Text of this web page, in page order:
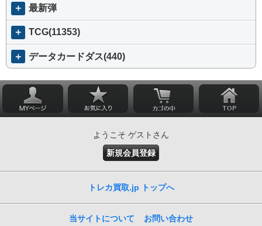
＋ 最新弾
＋ TCG(11353)
＋ データカードダス(440)
ようこそ ゲストさん
新規会員登録
トレカ買取.jp トップへ
当サイトについて お問い合わせ